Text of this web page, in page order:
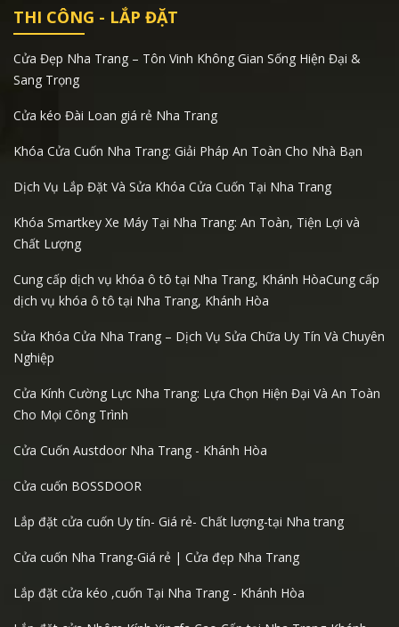
THI CÔNG - LẮP ĐẶT
Cửa Đẹp Nha Trang – Tôn Vinh Không Gian Sống Hiện Đại &
Sang Trọng
Cửa kéo Đài Loan giá rẻ Nha Trang
Khóa Cửa Cuốn Nha Trang: Giải Pháp An Toàn Cho Nhà Bạn
Dịch Vụ Lắp Đặt Và Sửa Khóa Cửa Cuốn Tại Nha Trang
Khóa Smartkey Xe Máy Tại Nha Trang: An Toàn, Tiện Lợi và
Chất Lượng
Cung cấp dịch vụ khóa ô tô tại Nha Trang, Khánh HòaCung cấp
dịch vụ khóa ô tô tại Nha Trang, Khánh Hòa
Sửa Khóa Cửa Nha Trang – Dịch Vụ Sửa Chữa Uy Tín Và Chuyên
Nghiệp
Cửa Kính Cường Lực Nha Trang: Lựa Chọn Hiện Đại Và An Toàn
Cho Mọi Công Trình
Cửa Cuốn Austdoor Nha Trang - Khánh Hòa
Cửa cuốn BOSSDOOR
Lắp đặt cửa cuốn Uy tín- Giá rẻ- Chất lượng-tại Nha trang
Cửa cuốn Nha Trang-Giá rẻ | Cửa đẹp Nha Trang
Lắp đặt cửa kéo ,cuốn Tại Nha Trang - Khánh Hòa